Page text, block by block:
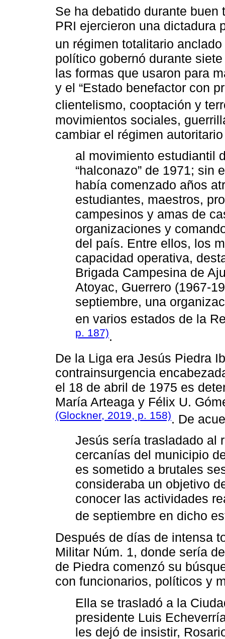
Se ha debatido durante
PRI ejercieron una dictadura
un régimen totalitario
político gobernó durante
las formas que usaron para
y el “Estado benefactor con
clientelismo, cooptación y
movimientos sociales,
cambiar el régimen
al movimiento estudiantil
“halconazo” de 1971; sin
había comenzado años
estudiantes, maestros,
campesinos y amas de
organizaciones y
del país. Entre ellos, los
capacidad operativa,
Brigada Campesina de
Atoyac, Guerrero (1967-
septiembre, una
en varios estados de la
p. 187).
De la Liga era Jesús Piedra
contrainsurgencia
el 18 de abril de 1975 es
María Arteaga y Félix U.
(Glockner, 2019, p. 158). De
Jesús sería trasladado al
cercanías del municipio
es sometido a brutales
consideraba un objetivo
conocer las actividades
de septiembre en dicho
Después de días de intensa
Militar Núm. 1, donde sería
de Piedra comenzó su
con funcionarios, políticos y
Ella se trasladó a la
presidente Luis
les dejó de insistir,